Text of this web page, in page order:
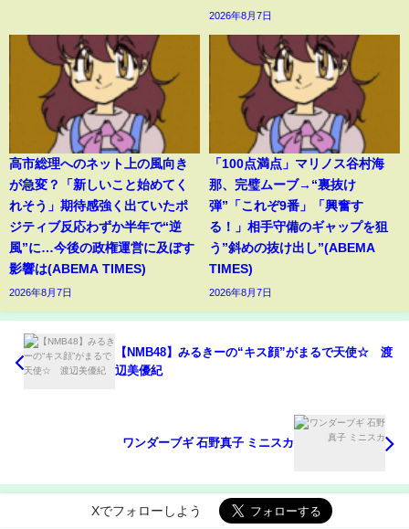
2026年8月7日
高市総理へのネット上の風向き
が急変？「新しいこと始めてく
れそう」期待感強く出ていたポ
ジティブ反応わずか半年で“逆
風”に…今後の政権運営に及ぼす
影響は(ABEMA TIMES)
2026年8月7日
「100点満点」マリノス谷村海
那、完璧ムーブ→“裏抜け
弾”「これぞ9番」「興奮す
る！」相手守備のギャップを狙
う”斜めの抜け出し”(ABEMA
TIMES)
2026年8月7日
【NMB48】みるきーの“キス顔”がまるで天使☆ 渡
辺美優紀
ワンダーブギ 石野真子 ミニスカ
Xでフォローしよう